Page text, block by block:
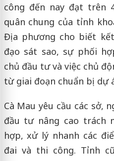
công đến nay đạt trên
quân chung của tỉnh
Địa phương cho biết
đạo sát sao, sự phối
chủ đầu tư và việc chủ
từ giai đoạn chuẩn bị dự
Cà Mau yêu cầu các sở,
đầu tư nâng cao trách
hợp, xử lý nhanh các
đai và thi công. Tỉnh